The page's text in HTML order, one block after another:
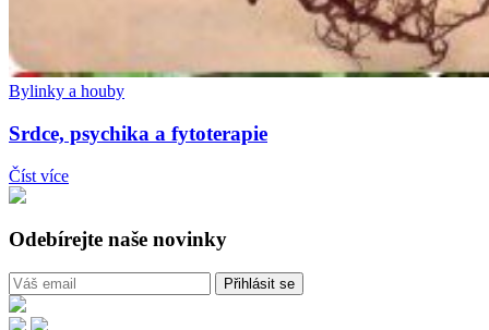
Bylinky a houby
Srdce, psychika a fytoterapie
Číst více
Odebírejte naše novinky
Přihlásit se